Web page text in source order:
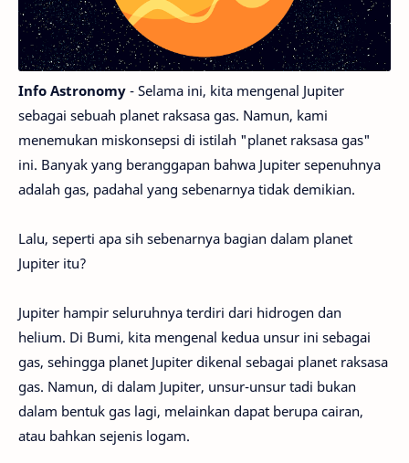
Info Astronomy - Selama ini, kita mengenal Jupiter
sebagai sebuah planet raksasa gas. Namun, kami
menemukan miskonsepsi di istilah "planet raksasa gas"
ini. Banyak yang beranggapan bahwa Jupiter sepenuhnya
adalah gas, padahal yang sebenarnya tidak demikian.
Lalu, seperti apa sih sebenarnya bagian dalam planet
Jupiter itu?
Jupiter hampir seluruhnya terdiri dari hidrogen dan
helium. Di Bumi, kita mengenal kedua unsur ini sebagai
gas, sehingga planet Jupiter dikenal sebagai planet raksasa
gas. Namun, di dalam Jupiter, unsur-unsur tadi bukan
dalam bentuk gas lagi, melainkan dapat berupa cairan,
atau bahkan sejenis logam.